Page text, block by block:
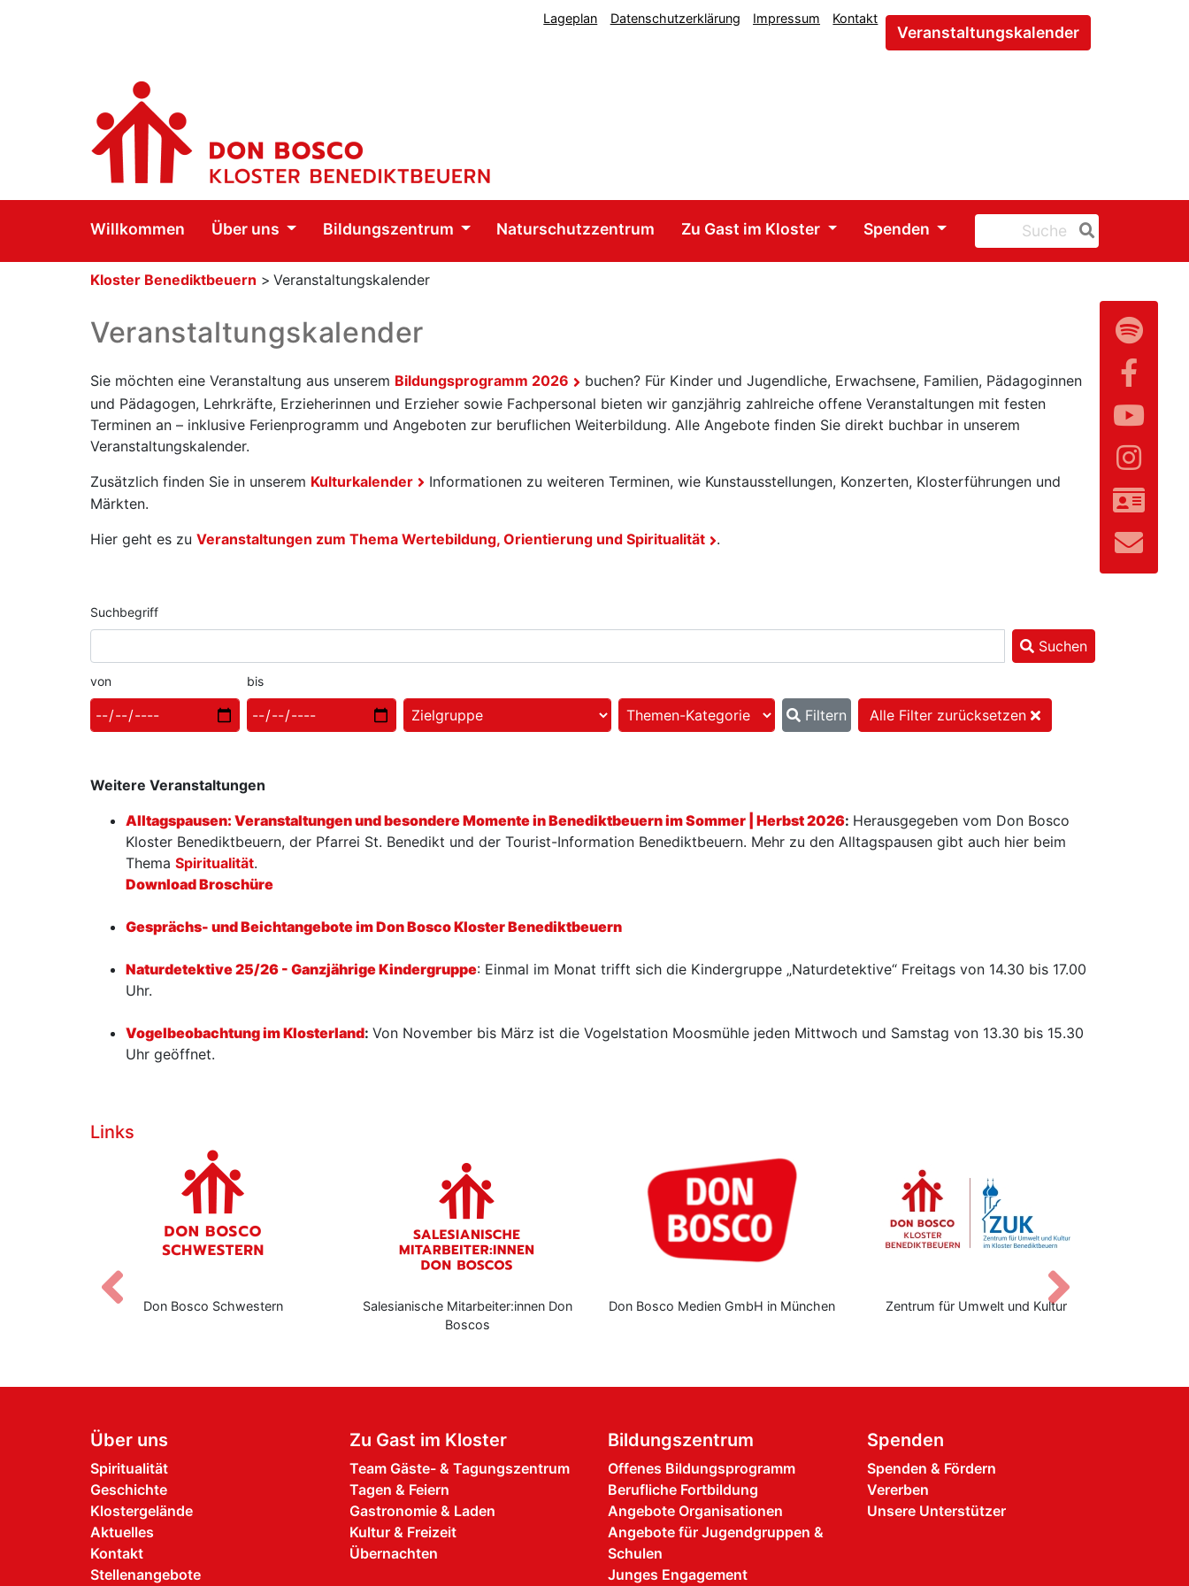
Lageplan Datenschutzerklärung Impressum Kontakt
Veranstaltungskalender
Willkommen Über uns Bildungszentrum Naturschutzzentrum Zu Gast im Kloster Spenden
Kloster Benediktbeuern > Veranstaltungskalender
Veranstaltungskalender
Sie möchten eine Veranstaltung aus unserem Bildungsprogramm 2026
buchen? Für Kinder und Jugendliche, Erwachsene, Familien, Pädagoginnen
und Pädagogen, Lehrkräfte, Erzieherinnen und Erzieher sowie Fachpersonal bieten wir ganzjährig zahlreiche offene Veranstaltungen mit festen
Terminen an – inklusive Ferienprogramm und Angeboten zur beruflichen Weiterbildung. Alle Angebote finden Sie direkt buchbar in unserem
Veranstaltungskalender.
Zusätzlich finden Sie in unserem Kulturkalender
Informationen zu weiteren Terminen, wie Kunstausstellungen, Konzerten, Klosterführungen und
Märkten.
Hier geht es zu Veranstaltungen zum Thema Wertebildung, Orientierung und Spiritualität .
Suchbegriff
Suchen
von bis
Filtern Alle Filter zurücksetzen
Weitere Veranstaltungen
Alltagspausen: Veranstaltungen und besondere Momente in Benediktbeuern im Sommer | Herbst 2026: Herausgegeben vom Don Bosco
Kloster Benediktbeuern, der Pfarrei St. Benedikt und der Tourist-Information Benediktbeuern. Mehr zu den Alltagspausen gibt auch hier beim
Thema Spiritualität.
Download Broschüre
Gesprächs- und Beichtangebote im Don Bosco Kloster Benediktbeuern
Naturdetektive 25/26 - Ganzjährige Kindergruppe: Einmal im Monat trifft sich die Kindergruppe „Naturdetektive“ Freitags von 14.30 bis 17.00
Uhr.
Vogelbeobachtung im Klosterland: Von November bis März ist die Vogelstation Moosmühle jeden Mittwoch und Samstag von 13.30 bis 15.30
Uhr geöffnet.
Links
Don Bosco Schwestern
Salesianische Mitarbeiter:innen Don
Boscos
Don Bosco Medien GmbH in München Zentrum für Umwelt und Kultur
Zurück
Über uns
Spiritualität
Geschichte
Klostergelände
Aktuelles
Kontakt
Stellenangebote
Zu Gast im Kloster
Team Gäste- & Tagungszentrum
Tagen & Feiern
Gastronomie & Laden
Kultur & Freizeit
Übernachten
Bildungszentrum
Offenes Bildungsprogramm
Berufliche Fortbildung
Angebote Organisationen
Angebote für Jugendgruppen &
Schulen
Junges Engagement
Spenden
Spenden & Fördern
Vererben
Unsere Unterstützer